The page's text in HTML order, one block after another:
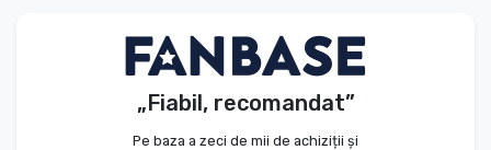
„Fiabil, recomandat”
Pe baza a zeci de mii de achiziții și